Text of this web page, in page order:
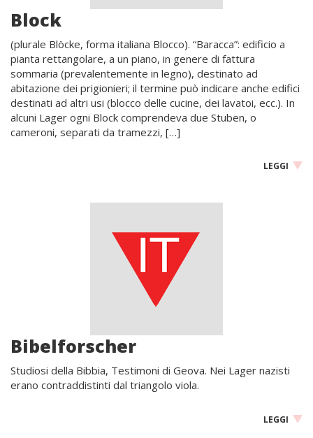
Block
(plurale Blöcke, forma italiana Blocco). “Baracca”: edificio a
pianta rettangolare, a un piano, in genere di fattura
sommaria (prevalentemente in legno), destinato ad
abitazione dei prigionieri; il termine può indicare anche edifici
destinati ad altri usi (blocco delle cucine, dei lavatoi, ecc.). In
alcuni Lager ogni Block comprendeva due Stuben, o
cameroni, separati da tramezzi, […]
LEGGI
Bibelforscher
Studiosi della Bibbia, Testimoni di Geova. Nei Lager nazisti
erano contraddistinti dal triangolo viola.
LEGGI